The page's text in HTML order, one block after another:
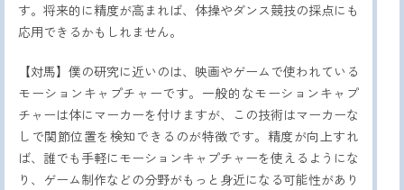
す。将来的に精度が高まれば、体操やダンス競技の採点にも
応用できるかもしれません。
【対馬】僕の研究に近いのは、映画やゲームで使われている
モーションキャプチャーです。一般的なモーションキャプ
チャーは体にマーカーを付けますが、この技術はマーカーな
しで関節位置を検知できるのが特徴です。精度が向上すれ
ば、誰でも手軽にモーションキャプチャーを使えるようにな
り、ゲーム制作などの分野がもっと身近になる可能性があり